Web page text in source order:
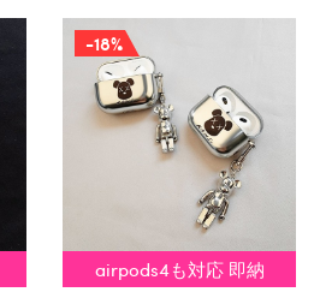
-18%
airpods4も対応 即納